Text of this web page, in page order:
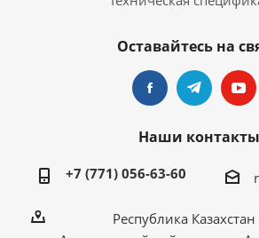
Оставайтесь на
Наши контакты
+7 (771) 056-63-60
Республика